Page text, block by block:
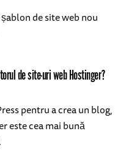
de site web nou
de site-uri web Hostinger?
pentru a crea un blog,
este cea mai bună